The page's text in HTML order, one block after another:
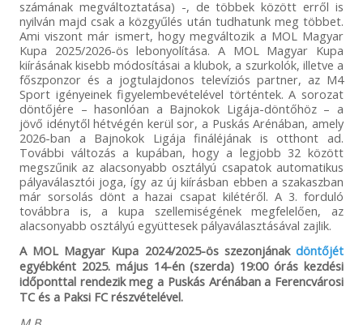
számának megváltoztatása) -, de többek között erről is
nyilván majd csak a közgyűlés után tudhatunk meg többet.
Ami viszont már ismert, hogy megváltozik a MOL Magyar
Kupa 2025/2026-ös lebonyolítása. A MOL Magyar Kupa
kiírásának kisebb módosításai a klubok, a szurkolók, illetve a
főszponzor és a jogtulajdonos televíziós partner, az M4
Sport igényeinek figyelembevételével történtek. A sorozat
döntőjére – hasonlóan a Bajnokok Ligája-döntőhöz – a
jövő idénytől hétvégén kerül sor, a Puskás Arénában, amely
2026-ban a Bajnokok Ligája fináléjának is otthont ad.
További változás a kupában, hogy a legjobb 32 között
megszűnik az alacsonyabb osztályú csapatok automatikus
pályaválasztói joga, így az új kiírásban ebben a szakaszban
már sorsolás dönt a hazai csapat kilétéről. A 3. forduló
továbbra is, a kupa szellemiségének megfelelően, az
alacsonyabb osztályú együttesek pályaválasztásával zajlik.
A MOL Magyar Kupa 2024/2025-ös szezonjánakdöntőjét
egyébként 2025. május 14-én (szerda) 19:00 órás kezdési
időponttal rendezik meg a Puskás Arénában a Ferencvárosi
TC és a Paksi FC részvételével.